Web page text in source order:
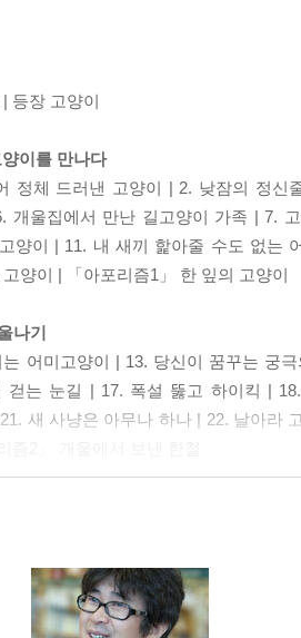
등장 고양이
이를 만나다
정체 드러낸 고양이 | 2. 낮잠의 정
개울집에서 만난 길고양이 가족 | 7.
양이 | 11. 내 새끼 핥아줄 수도 없는
고양이 | 「아포리즘1」 한 잎의 고양이
나기
어미고양이 | 13. 당신이 꿈꾸는 궁
걷는 눈길 | 17. 폭설 뚫고 하이킥 |
새 사냥은 아무나 하나 | 22. 날아라
| 25. 못 말리는 고양이 발라당 쇼 |
이 | 30. 다급했던 길고양이 구조, 3
머니의 손 | 34. 축사고양이가 호밀밭
트 | 「포토카툰 6」 신문지 점령사건